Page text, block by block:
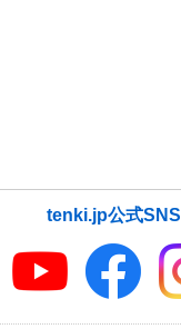
tenki.jp公式SNS